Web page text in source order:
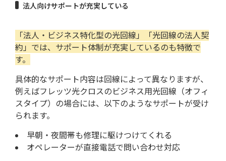
法人向けサポートが充実している
「法人・ビジネス特化型の光回線」「光回線の法人契
約」では、サポート体制が充実しているのも特徴で
す。
具体的なサポート内容は回線によって異なりますが、
例えばフレッツ光クロスのビジネス用光回線（オフィ
スタイプ）の場合には、以下のようなサポートが受け
られます。
早朝・夜間帯も修理に駆けつけてくれる
オペレーターが直接電話で問い合わせ対応